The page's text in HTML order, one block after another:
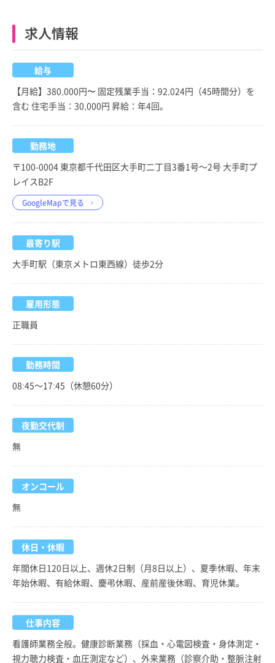
求人情報
給与
【月給】380,000円〜 固定残業手当：92,024円（45時間分）を
含む 住宅手当：30,000円 昇給：年4回。
勤務地
〒100-0004 東京都千代田区大手町二丁目3番1号～2号 大手町プ
レイスB2F
GoogleMapで見る
最寄り駅
大手町駅（東京メトロ東西線）徒歩2分
雇用形態
正職員
勤務時間
08:45～17:45（休憩60分）
夜勤交代制
無
オンコール
無
休日・休暇
年間休日120日以上、週休2日制（月8日以上）、夏季休暇、年末
年始休暇、有給休暇、慶弔休暇、産前産後休暇、育児休業。
仕事内容
看護師業務全般。健康診断業務（採血・心電図検査・身体測定・
視力聴力検査・血圧測定など）、外来業務（診察介助・整脈注射